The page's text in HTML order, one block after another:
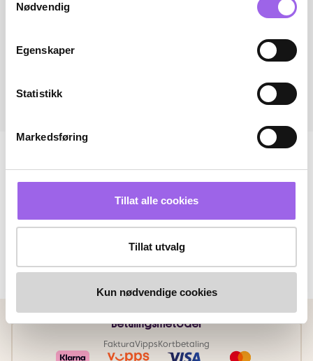
Nødvendig
Egenskaper
Statistikk
Markedsføring
Tillat alle cookies
Tillat utvalg
Kun nødvendige cookies
Betalingsmetoder
FakturaVippsKortbetaling